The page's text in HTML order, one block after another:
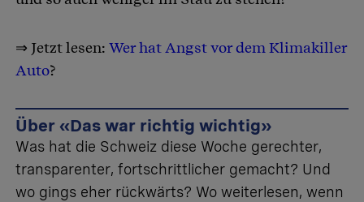
⇒ Jetzt lesen: Wer hat Angst vor dem Klimakiller
Auto?
Über «Das war richtig wichtig»
Was hat die Schweiz diese Woche gerechter,
transparenter, fortschrittlicher gemacht? Und
wo gings eher rückwärts? Wo weiterlesen, wenn